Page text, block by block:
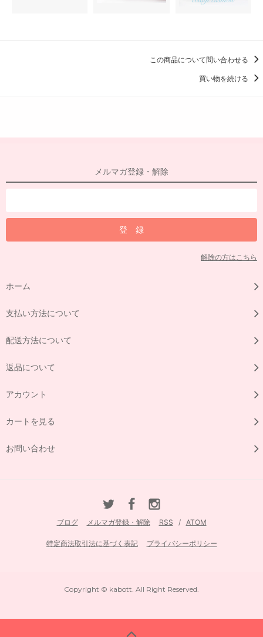
この商品について問い合わせる
買い物を続ける
メルマガ登録・解除
解除の方はこちら
ホーム
支払い方法について
配送方法について
返品について
アカウント
カートを見る
お問い合わせ
ブログ メルマガ登録・解除 RSS / ATOM
特定商法取引法に基づく表記 プライバシーポリシー
Copyright © kabott. All Right Reserved.